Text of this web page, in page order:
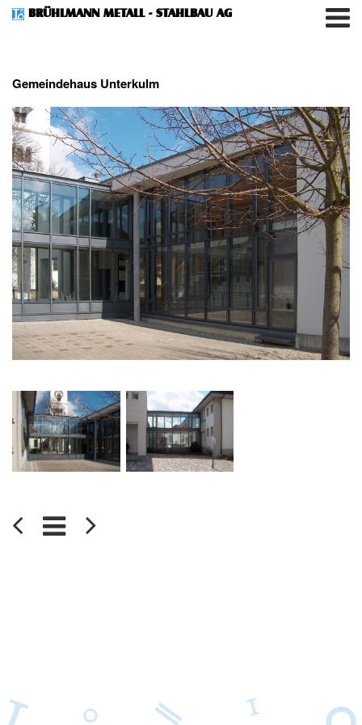
BRÜHLMANN METALL - STAHLBAU AG
Gemeindehaus Unterkulm